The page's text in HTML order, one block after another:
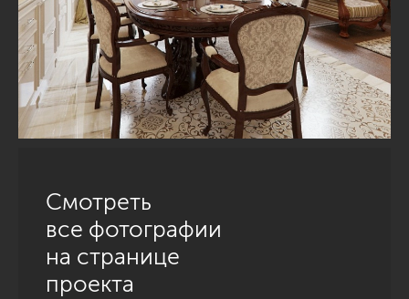
Смотреть
все фотографии
на странице
проекта